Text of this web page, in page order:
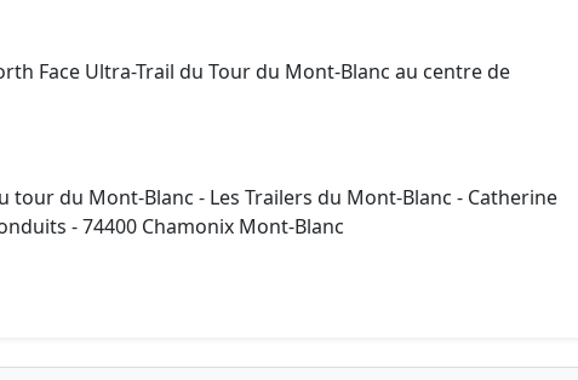
Face Ultra-Trail du Tour du Mont-Blanc au centre de
tour du Mont-Blanc - Les Trailers du Mont-Blanc - Catherine
- 74400 Chamonix Mont-Blanc